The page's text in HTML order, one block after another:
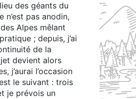
des géants du
pas anodin,
Alpes mêlant
; depuis, j’ai
de la
devient alors
j’aurai l’occasion
le suivant : trois
je prévois un